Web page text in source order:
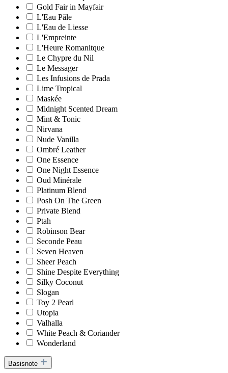
Gold Fair in Mayfair
L'Eau Pâle
L'Eau de Liesse
L'Empreinte
L'Heure Romanitque
Le Chypre du Nil
Le Messager
Les Infusions de Prada
Lime Tropical
Maskée
Midnight Scented Dream
Mint & Tonic
Nirvana
Nude Vanilla
Ombré Leather
One Essence
One Night Essence
Oud Minérale
Platinum Blend
Posh On The Green
Private Blend
Ptah
Robinson Bear
Seconde Peau
Seven Heaven
Sheer Peach
Shine Despite Everything
Silky Coconut
Slogan
Toy 2 Pearl
Utopia
Valhalla
White Peach & Coriander
Wonderland
Basisnote